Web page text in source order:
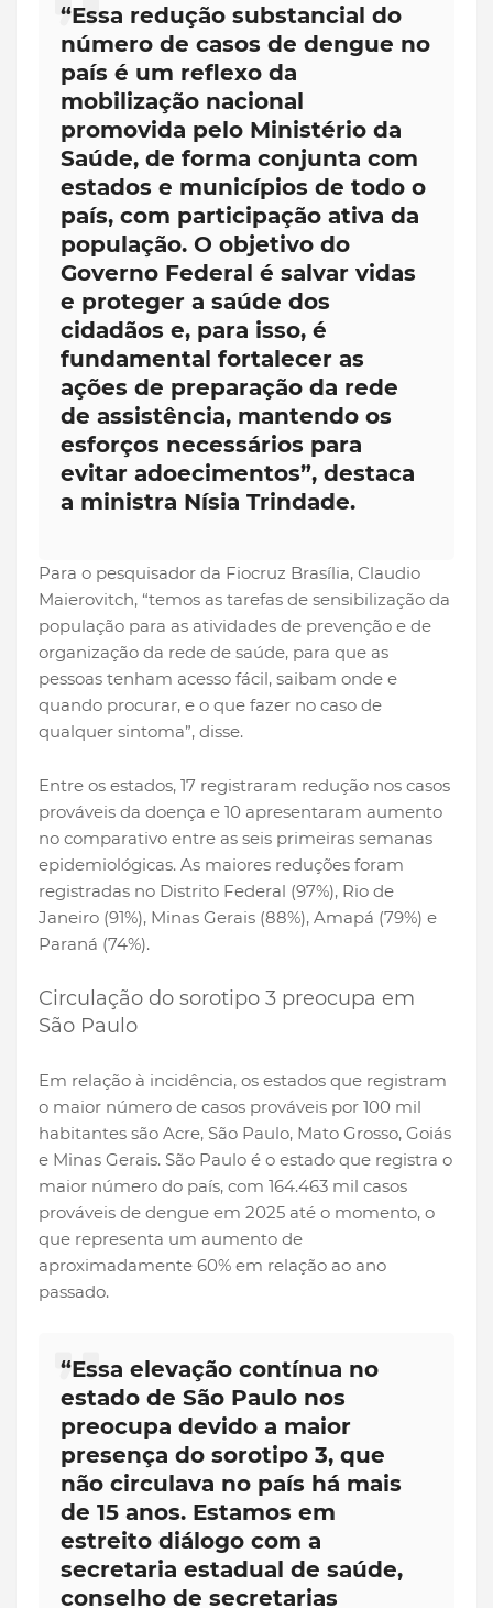
“Essa redução substancial do
número de casos de dengue no
país é um reflexo da
mobilização nacional
promovida pelo Ministério da
Saúde, de forma conjunta com
estados e municípios de todo o
país, com participação ativa da
população. O objetivo do
Governo Federal é salvar vidas
e proteger a saúde dos
cidadãos e, para isso, é
fundamental fortalecer as
ações de preparação da rede
de assistência, mantendo os
esforços necessários para
evitar adoecimentos”, destaca
a ministra Nísia Trindade.
Para o pesquisador da Fiocruz Brasília, Claudio
Maierovitch, “temos as tarefas de sensibilização da
população para as atividades de prevenção e de
organização da rede de saúde, para que as
pessoas tenham acesso fácil, saibam onde e
quando procurar, e o que fazer no caso de
qualquer sintoma”, disse.
Entre os estados, 17 registraram redução nos casos
prováveis da doença e 10 apresentaram aumento
no comparativo entre as seis primeiras semanas
epidemiológicas. As maiores reduções foram
registradas no Distrito Federal (97%), Rio de
Janeiro (91%), Minas Gerais (88%), Amapá (79%) e
Paraná (74%).
Circulação do sorotipo 3 preocupa em
São Paulo
Em relação à incidência, os estados que registram
o maior número de casos prováveis por 100 mil
habitantes são Acre, São Paulo, Mato Grosso, Goiás
e Minas Gerais. São Paulo é o estado que registra o
maior número do país, com 164.463 mil casos
prováveis de dengue em 2025 até o momento, o
que representa um aumento de
aproximadamente 60% em relação ao ano
passado.
“Essa elevação contínua no
estado de São Paulo nos
preocupa devido a maior
presença do sorotipo 3, que
não circulava no país há mais
de 15 anos. Estamos em
estreito diálogo com a
secretaria estadual de saúde,
conselho de secretarias